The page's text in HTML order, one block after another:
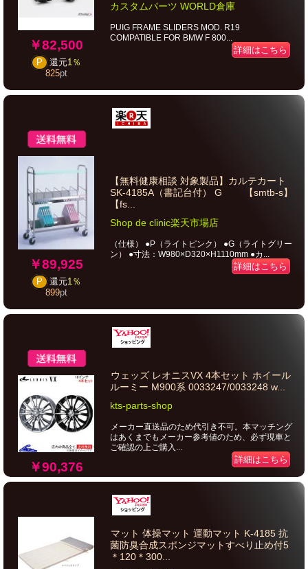
￥82,500
P 還元1％
825pt
カスタムパーツ WORLD倉庫
PUIG FRAME SLIDERS MOD. R19
COMPATIBLE FOR BMW F 800...
詳細はこちら
￥89,925
P 還元1％
899pt
【無料健康相談 対象製品】カルテカート
SK-4185A（書記台付） G 【smtb-s】
【fs...
Shop de clinic楽天市場店
（仕様） ●P（ライトピンク） ●G（ライトグリー
ン） ●寸法：W980×D320×H1110mm ●カ...
詳細はこちら
￥90,376
ウェッズ レオニスVX 4本セット ホイール
ルーミー M900系 0033247/0033248 w...
kts-parts-shop
メーカー直送品のため代引き不可。本マッチング
はあくまでもメーカー参考値のため、必ず現車と
ご確認の上ご購入...
詳細はこちら
マット 体操マット 運動マット K-4185 抗
菌防臭合成スポンジマットすべり止め付5
＊120＊300...